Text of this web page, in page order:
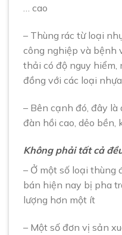
… cao
– Thùng rác từ loại
công nghiệp và bệnh
thải có độ nguy
đồng với các loại
– Bên cạnh đó, đây
đàn hồi cao, dẻo bền,
Không phải tất cả
– Ở một số loại thùng
bán hiện nay bị pha
lượng hơn một ít
– Một số đơn vị sản